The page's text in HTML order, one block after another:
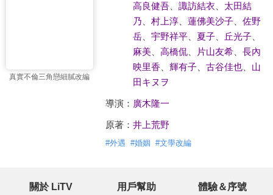
真實不倫三角戀細膩改編
高良健吾、 諏訪結衣
太田結
乃
村上淳、 蓮佛美沙子、 佐野
岳、 宇野祥平、 夏子、 丘光子、
麻美、 高橋侃、 片山友希、 長內
映里香
輝有子、 古谷佳也、 山
田キヌヲ
導演： 廣木隆一
原著： 井上荒野
#外遇 #婚姻 #文學改編
關於 LiTV 用戶幫助 體驗＆序號